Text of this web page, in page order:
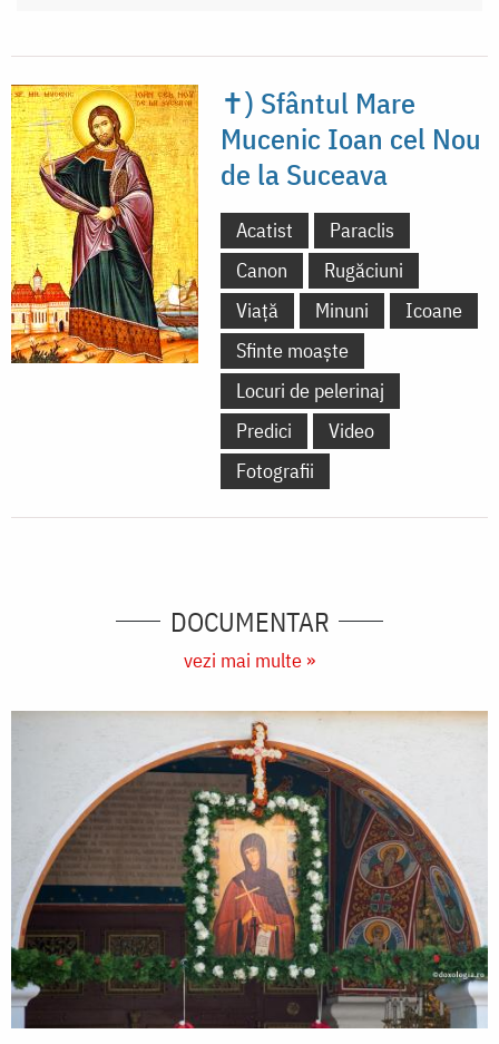
✝) Sfântul Mare
Mucenic Ioan cel Nou
de la Suceava
Acatist
Paraclis
Canon
Rugăciuni
Viață
Minuni
Icoane
Sfinte moaște
Locuri de pelerinaj
Predici
Video
Fotografii
DOCUMENTAR
vezi mai multe »